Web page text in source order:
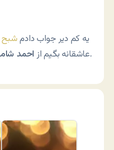
یه کم دیر جواب دادمشبح
عاشقانه بگیم از احمد . من فقط این رو پادم بود.